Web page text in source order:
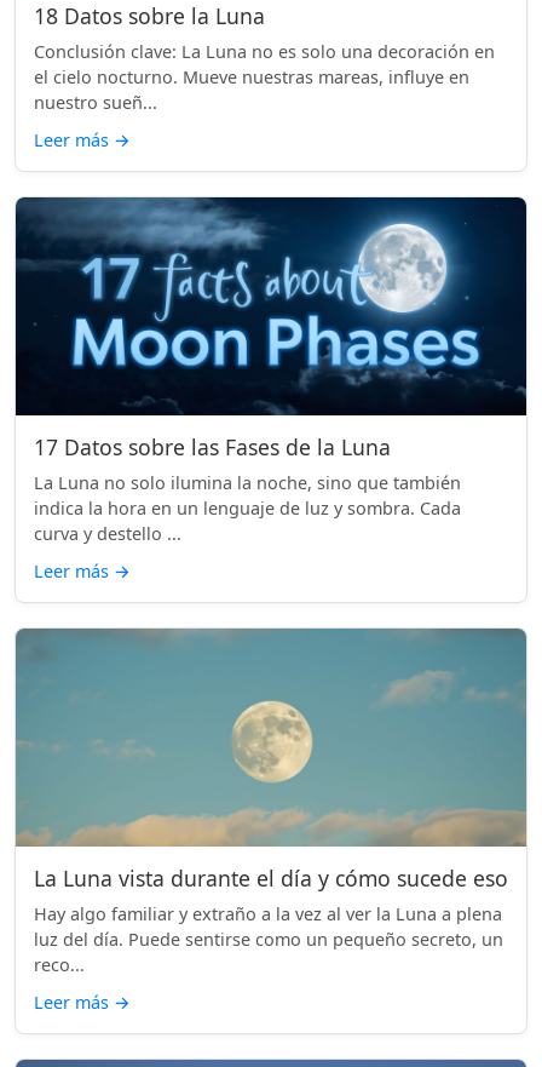
18 Datos sobre la Luna
Conclusión clave: La Luna no es solo una decoración en
el cielo nocturno. Mueve nuestras mareas, influye en
nuestro sueñ...
Leer más →
17 Datos sobre las Fases de la Luna
La Luna no solo ilumina la noche, sino que también
indica la hora en un lenguaje de luz y sombra. Cada
curva y destello ...
Leer más →
La Luna vista durante el día y cómo sucede eso
Hay algo familiar y extraño a la vez al ver la Luna a plena
luz del día. Puede sentirse como un pequeño secreto, un
reco...
Leer más →